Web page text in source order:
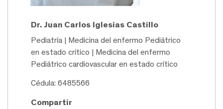
Dr. Juan Carlos Iglesias Castillo
Pediatría | Medicina del enfermo Pediátrico
en estado crítico | Medicina del enfermo
Pediátrico cardiovascular en estado crítico
Cédula: 6485566
Compartir